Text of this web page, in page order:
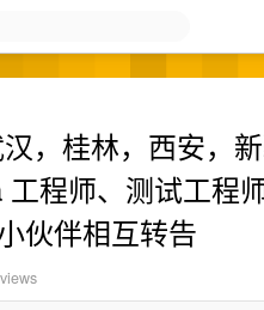
，桂林，西安，
程师、测试工程
伙伴相互转告